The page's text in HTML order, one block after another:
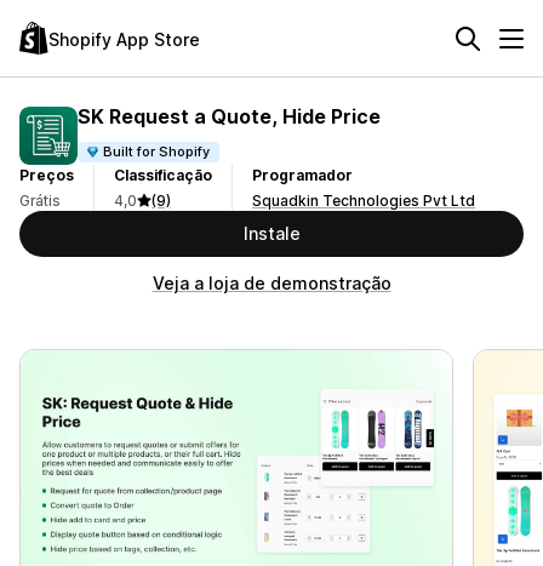
Shopify App Store
SK Request a Quote, Hide Price
Built for Shopify
Preços
Grátis
Classificação
4,0
(9)
Programador
Squadkin Technologies Pvt Ltd
Instale
Veja a loja de demonstração